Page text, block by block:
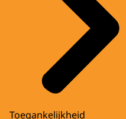
Toegankelijkheid